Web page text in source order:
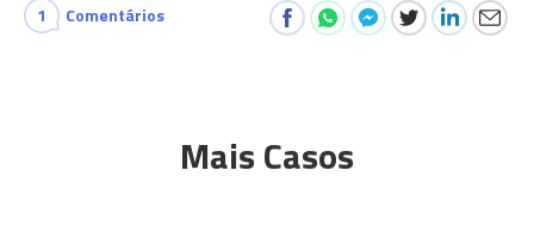
1 Comentários
Mais Casos